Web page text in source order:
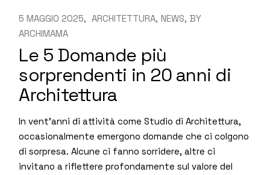
5 MAGGIO 2025 ARCHITETTURA NEWS BY
ARCHIMAMA
Le 5 Domande più
sorprendenti in 20 anni di
Architettura
In vent’anni di attività come Studio di Architettura,
occasionalmente emergono domande che ci colgono
di sorpresa. Alcune ci fanno sorridere, altre ci
invitano a riflettere profondamente sul valore del